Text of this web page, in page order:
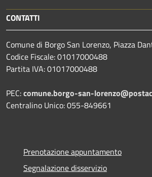
CONTATTI
Comune di Borgo San Lorenzo, Piazza
Codice Fiscale: 01017000488
Partita IVA: 01017000488
PEC:comune.borgo-san-
Centralino Unico: 055-849661
Prenotazione appuntamento
Segnalazione disservizio